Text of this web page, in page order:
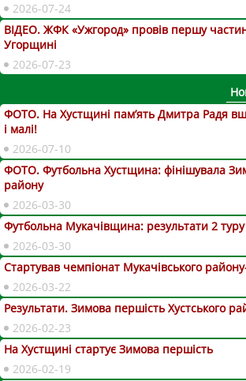
2026-07-24
ВІДЕО. ЖФК «Ужгород» провів першу
Угорщині
2026-07-23
ФОТО. На Хустщині пам’ять Дмитра Радя
і малі!
2026-07-10
ФОТО. Футбольна Хустщина: фінішувала
району
2026-03-30
Футбольна Мукачівщина: результати 2
2026-03-30
Стартував чемпіонат Мукачівського
2026-03-22
Результати. Зимова першість Хустського
2026-02-23
На Хустщині стартує Зимова першість
2026-02-19